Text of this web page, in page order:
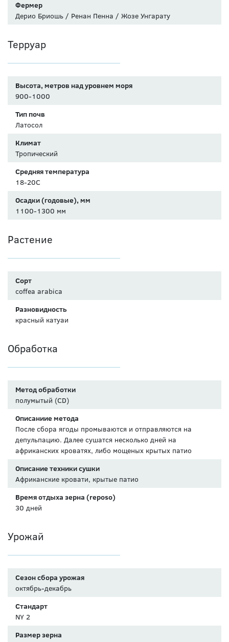
Фермер
Дерио Бриошь / Ренан Пенна / Жозе Унгарату
Терруар
Высота, метров над уровнем моря
900-1000
Тип почв
Латосол
Климат
Тропический
Средняя температура
18-20С
Осадки (годовые), мм
1100-1300 мм
Растение
Сорт
coffea arabica
Разновидность
красный катуаи
Обработка
Метод обработки
полумытый (CD)
Описаниие метода
После сбора ягоды промываются и отправляются на
депульпацию. Далее сушатся несколько дней на
африканских кроватях, либо мощеных крытых патио
Описание техники сушки
Африканские кровати, крытые патио
Время отдыха зерна (reposo)
30 дней
Урожай
Сезон сбора урожая
октябрь-декабрь
Стандарт
NY 2
Размер зерна